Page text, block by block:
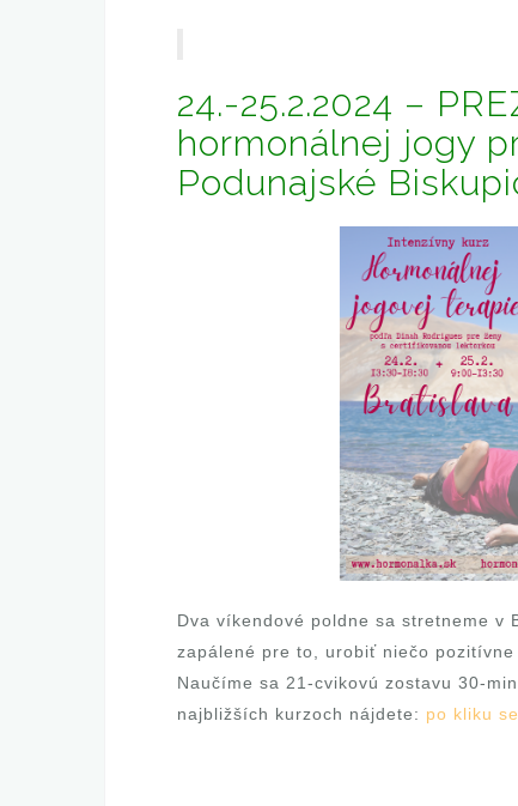
24.-25.2.2024 –
hormonálnej jogy
Podunajské
Dva víkendové poldne sa stretneme v
zapálené pre to, urobiť niečo
Naučíme sa 21-cvikovú zostavu 30-
najbližších kurzoch nájdete: po kliku